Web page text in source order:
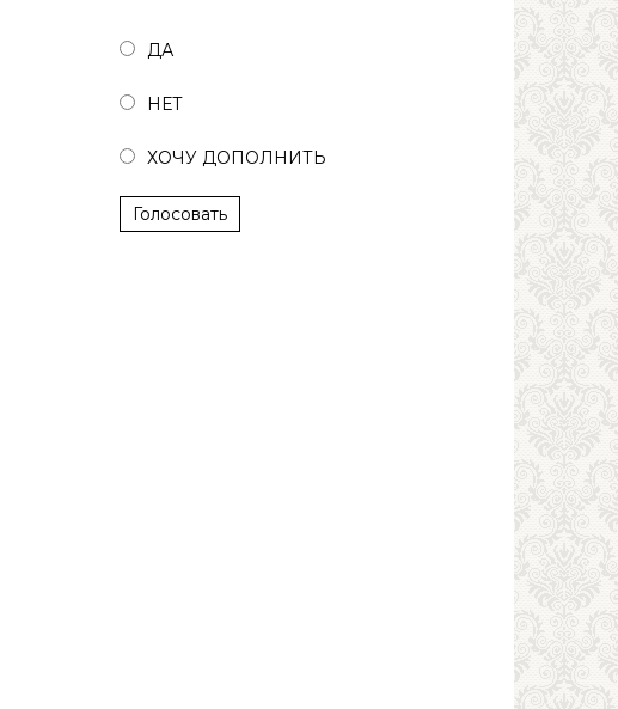
ДА
НЕТ
ХОЧУ ДОПОЛНИТЬ
Голосовать